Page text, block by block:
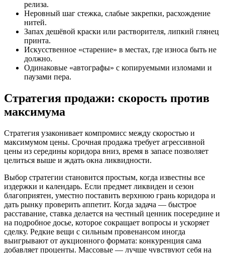
релиза.
Неровный шаг стежка, слабые закрепки, расхождение
нитей.
Запах дешёвой краски или растворителя, липкий глянец
принта.
Искусственное «старение» в местах, где износа быть не
должно.
Одинаковые «автографы» с копируемыми изломами и
паузами пера.
Стратегия продажи: скорость против
максимума
Стратегия узаконивает компромисс между скоростью и
максимумом цены. Срочная продажа требует агрессивной
цены из середины коридора вниз, время в запасе позволяет
целиться выше и ждать окна ликвидности.
Выбор стратегии становится простым, когда известны все
издержки и календарь. Если предмет ликвиден и сезон
благоприятен, уместно поставить верхнюю грань коридора и
дать рынку проверить аппетит. Когда задача — быстрое
расставание, ставка делается на честный ценник посередине и
на подробное досье, которое сокращает вопросы и ускоряет
сделку. Редкие вещи с сильным провенансом иногда
выигрывают от аукционного формата: конкуренция сама
добавляет проценты. Массовые — лучше чувствуют себя на